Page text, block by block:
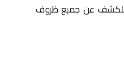
للكشف عن جميع ظروف